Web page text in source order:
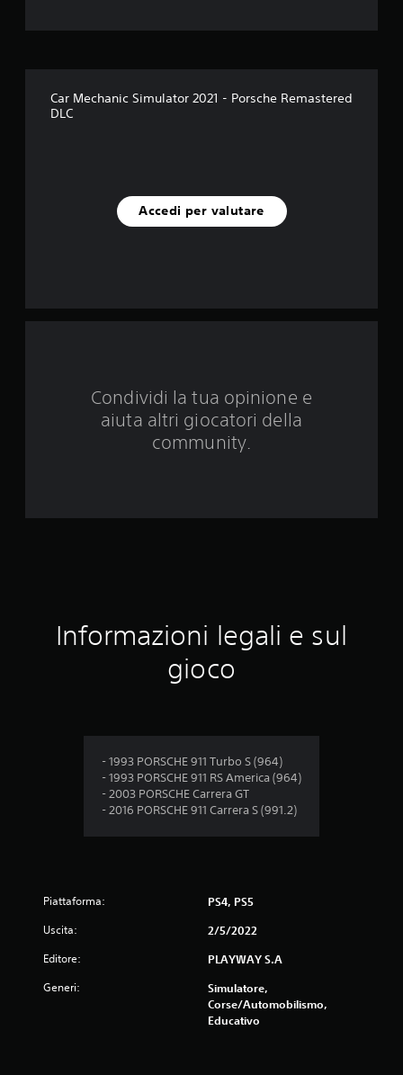
l
s
e
a
t
Car Mechanic Simulator 2021 - Porsche Remastered
DLC
Accedi per valutare
Condividi la tua opinione e
aiuta altri giocatori della
community.
Informazioni legali e sul
gioco
- 1993 PORSCHE 911 Turbo S (964)
- 1993 PORSCHE 911 RS America (964)
- 2003 PORSCHE Carrera GT
- 2016 PORSCHE 911 Carrera S (991.2)
Piattaforma: PS4, PS5
Uscita: 2/5/2022
Editore: PLAYWAY S.A
Generi:
Simulatore,
Corse/Automobilismo,
Educativo